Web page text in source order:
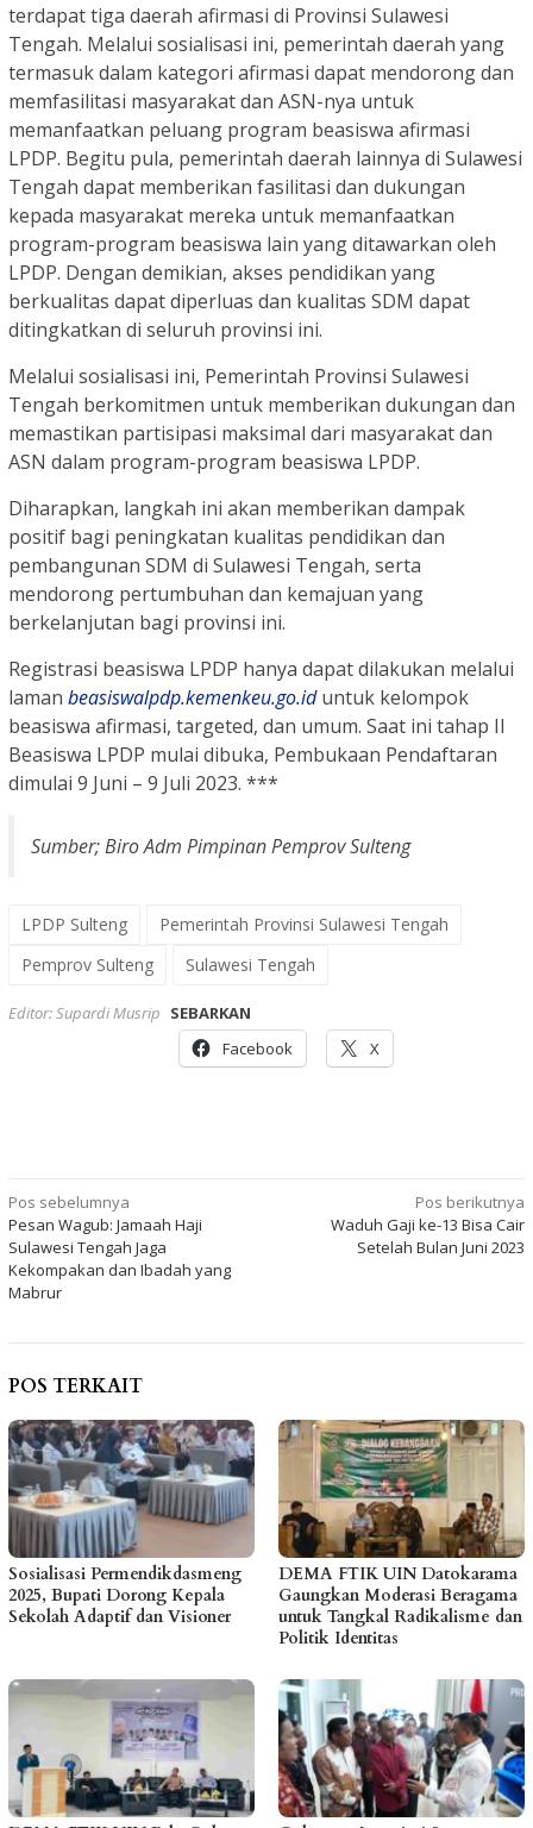
terdapat tiga daerah afirmasi di Provinsi Sulawesi
Tengah. Melalui sosialisasi ini, pemerintah daerah yang
termasuk dalam kategori afirmasi dapat mendorong dan
memfasilitasi masyarakat dan ASN-nya untuk
memanfaatkan peluang program beasiswa afirmasi
LPDP. Begitu pula, pemerintah daerah lainnya di Sulawesi
Tengah dapat memberikan fasilitasi dan dukungan
kepada masyarakat mereka untuk memanfaatkan
program-program beasiswa lain yang ditawarkan oleh
LPDP. Dengan demikian, akses pendidikan yang
berkualitas dapat diperluas dan kualitas SDM dapat
ditingkatkan di seluruh provinsi ini.
Melalui sosialisasi ini, Pemerintah Provinsi Sulawesi
Tengah berkomitmen untuk memberikan dukungan dan
memastikan partisipasi maksimal dari masyarakat dan
ASN dalam program-program beasiswa LPDP.
Diharapkan, langkah ini akan memberikan dampak
positif bagi peningkatan kualitas pendidikan dan
pembangunan SDM di Sulawesi Tengah, serta
mendorong pertumbuhan dan kemajuan yang
berkelanjutan bagi provinsi ini.
Registrasi beasiswa LPDP hanya dapat dilakukan melalui
laman beasiswalpdp.kemenkeu.go.iduntuk kelompok
beasiswa afirmasi, targeted, dan umum. Saat ini tahap II
Beasiswa LPDP mulai dibuka, Pembukaan Pendaftaran
dimulai 9 Juni – 9 Juli 2023. ***
Sumber; Biro Adm Pimpinan Pemprov Sulteng
LPDP Sulteng
Pemerintah Provinsi Sulawesi Tengah
Pemprov Sulteng
Sulawesi Tengah
Editor: Supardi Musrip SEBARKAN
Facebook
X
Navigasi
pos
Pos sebelumnya
Pesan Wagub: Jamaah Haji
Sulawesi Tengah Jaga
Kekompakan dan Ibadah yang
Mabrur
Pos berikutnya
Waduh Gaji ke-13 Bisa Cair
Setelah Bulan Juni 2023
POS TERKAIT
Sosialisasi Permendikdasmeng
2025, Bupati Dorong Kepala
Sekolah Adaptif dan Visioner
DEMA FTIK UIN Datokarama
Gaungkan Moderasi Beragama
untuk Tangkal Radikalisme dan
Politik Identitas